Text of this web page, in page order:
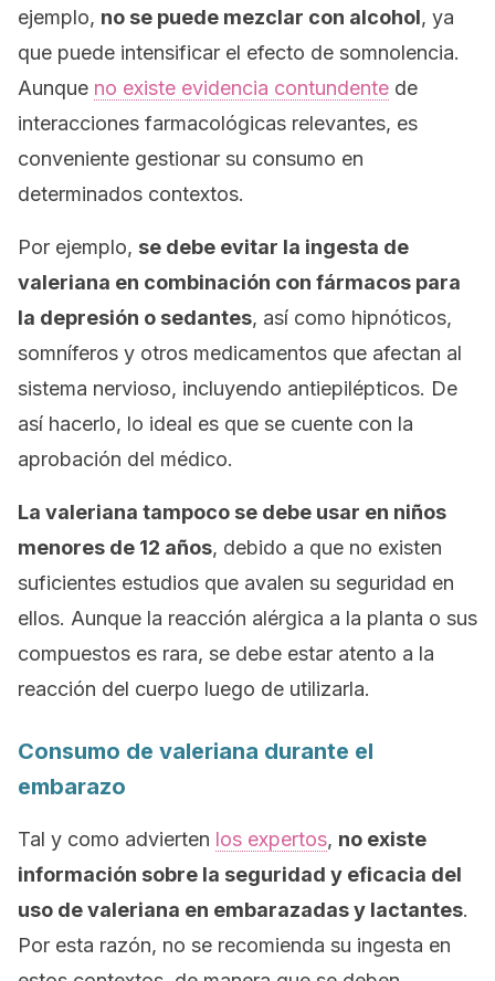
ejemplo, no se puede mezclar con alcohol, ya
que puede intensificar el efecto de somnolencia.
Aunque no existe evidencia contundente de
interacciones farmacológicas relevantes, es
conveniente gestionar su consumo en
determinados contextos.
Por ejemplo, se debe evitar la ingesta de
valeriana en combinación con fármacos para
la depresión o sedantes, así como hipnóticos,
somníferos y otros medicamentos que afectan al
sistema nervioso, incluyendo antiepilépticos. De
así hacerlo, lo ideal es que se cuente con la
aprobación del médico.
La valeriana tampoco se debe usar en niños
menores de 12 años, debido a que no existen
suficientes estudios que avalen su seguridad en
ellos. Aunque la reacción alérgica a la planta o sus
compuestos es rara, se debe estar atento a la
reacción del cuerpo luego de utilizarla.
Consumo de valeriana durante el
embarazo
Tal y como advierten los expertos, no existe
información sobre la seguridad y eficacia del
uso de valeriana en embarazadas y lactantes.
Por esta razón, no se recomienda su ingesta en